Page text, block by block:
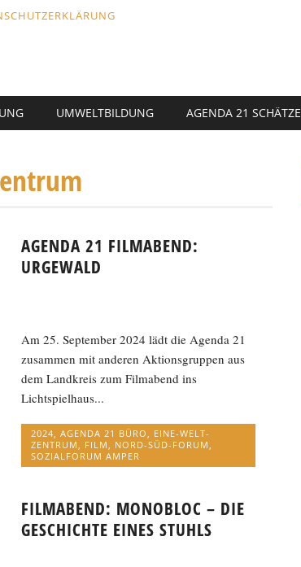
UMWELTBILDUNG AGENDA 21 SCHÄTZE
AGENDA 21 FILMABEND:
URGEWALD
Am 25. September 2024 lädt die Agenda 21
zusammen mit anderen Aktionsgruppen aus
dem Landkreis zum Filmabend ins
Lichtspielhaus...
2024 ,AGENDA 21 BÜRO
EINE-WELT-
ZENTRUM
FILM NORD-SÜD-FORUM
SOZIALFORUM AMPER
FILMABEND: MONOBLOC – DIE
GESCHICHTE EINES STUHLS